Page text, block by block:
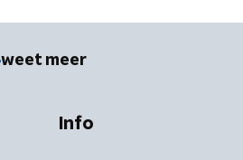
weet meer
Info